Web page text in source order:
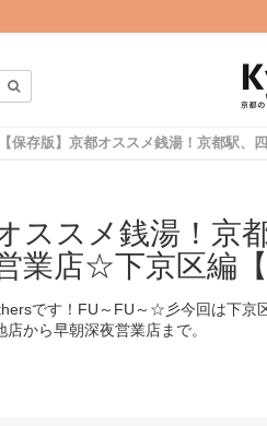
ススメ銭湯！京
業店☆下京区編【
です！FU～FU～☆彡今回は下京
から早朝深夜営業店まで。